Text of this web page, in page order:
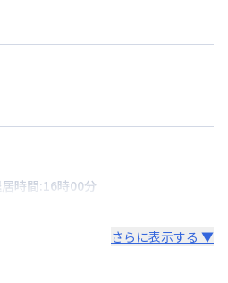
時間:16時00分
さらに表示する ▼